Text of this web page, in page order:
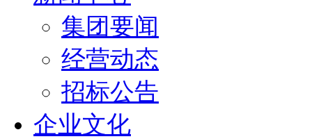
集团要闻
经营动态
招标公告
企业文化